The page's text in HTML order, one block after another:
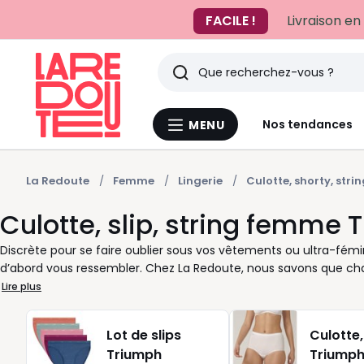
FACILE !
Livraison
Menu
MENU Nos tendances
Rechercher
Derniers
articles
vus
La Redoute Femme Lingerie Culotte, shorty,
Culotte, slip, string femme
Discrète pour se faire oublier sous vos vêtements ou ultra-
d’abord vous ressembler. Chez La Redoute, nous savons
style. C’est pourquoi notre sélection de culottes, slips et
corps ? Préférez un string lisse. Envie d’un peu plus de
effet shape ciblé. Et pour celles qui apprécient les détails
compromettre la sensation de confort. Que vous la préfériez
Lire plus
Lot de slips
Triumph
Triumph